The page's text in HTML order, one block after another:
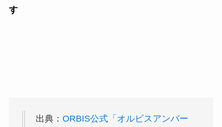
す
出典： ORBIS公式「オルビスアンバー